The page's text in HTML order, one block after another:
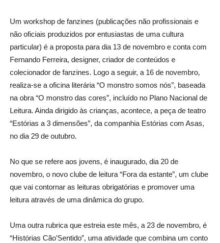
Um workshop de fanzines (publicações não profissionais e
não oficiais produzidos por entusiastas de uma cultura
particular) é a proposta para dia 13 de novembro e conta com
Fernando Ferreira, designer, criador de conteúdos e
colecionador de fanzines. Logo a seguir, a 16 de novembro,
realiza-se a oficina literária “O monstro somos nós”, baseada
na obra “O monstro das cores”, incluído no Plano Nacional de
Leitura. Ainda dirigido às crianças, acontece, a peça de teatro
“Estórias a 3 dimensões”, da companhia Estórias com Asas,
no dia 29 de outubro.
No que se refere aos jovens, é inaugurado, dia 20 de
novembro, o novo clube de leitura “Fora da estante”, um clube
que vai contornar as leituras obrigatórias e promover uma
leitura através de uma dinâmica do grupo.
Uma outra rubrica que estreia este mês, a 23 de novembro, é
“Histórias Cão’Sentido”, uma atividade que combina um conto